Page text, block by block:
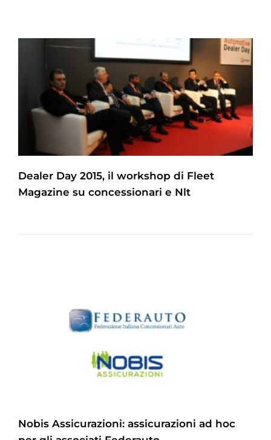
Dealer Day 2015, il workshop di Fleet
Magazine su concessionari e Nlt
Nobis Assicurazioni: assicurazioni ad hoc